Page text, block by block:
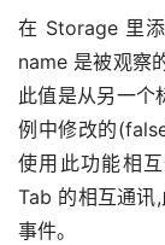
在 Storage 里
name 是被观察
此值是从另一
例中修改的
使用此功能相
Tab 的相互通讯
事件。